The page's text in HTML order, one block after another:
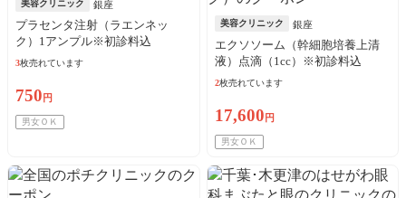
美容クリニック 銀座
プラセンタ注射（ラエンネッ
ク）1アンプル※初診料込
3枚売れています
750 円
男女ＯＫ
美容クリニック 銀座
エクソソーム（幹細胞培養上清
液）点滴（1cc）※初診料込
2枚売れています
17,600 円
男女ＯＫ